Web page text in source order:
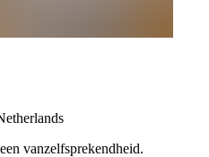
vanzelfsprekendheid.